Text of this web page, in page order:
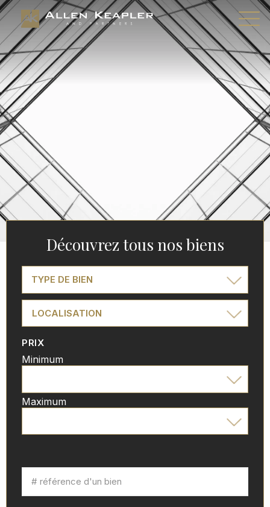
Découvrez tous nos biens
TYPE DE BIEN
LOCALISATION
PRIX
Minimum
Maximum